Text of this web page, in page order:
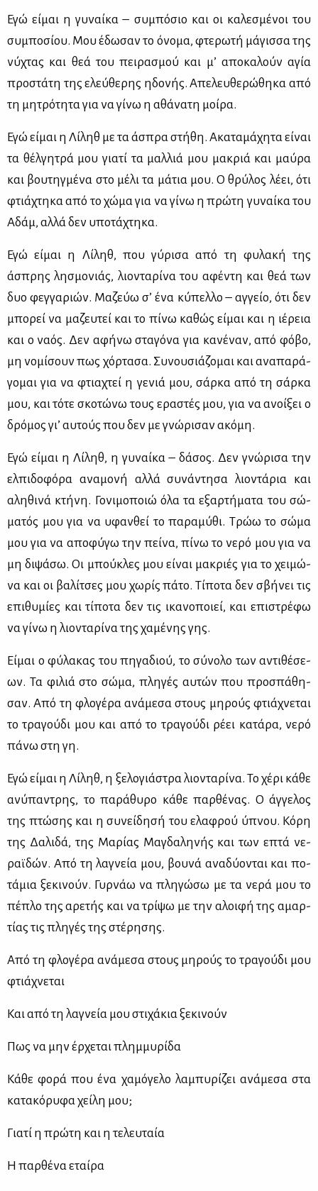
Εγώ εί­μαι η γυ­ναί­κα – συ­μπό­σιο και οι κα­λε­σμέ­νοι του
συ­μπο­σί­ου. Μου έδω­σαν το όνο­μα, φτε­ρω­τή μά­γισ­σα της
νύ­χτας και θεά του πει­ρα­σμού και μ’ απο­κα­λούν αγία
προ­στά­τη της ελεύ­θε­ρης ηδο­νής. Απε­λευ­θε­ρώ­θη­κα από
τη μη­τρό­τη­τα για να γί­νω η αθά­να­τη μοί­ρα.
Εγώ εί­μαι η Λί­ληθ με τα άσπρα στή­θη. Ακα­τα­μά­χη­τα εί­ναι
τα θέλ­γη­τρά μου για­τί τα μαλ­λιά μου μα­κριά και μαύ­ρα
και βου­τηγ­μέ­να στο μέ­λι τα μά­τια μου. Ο θρύ­λος λέ­ει, ότι
φτιά­χτη­κα από το χώ­μα για να γί­νω η πρώ­τη γυ­ναί­κα του
Αδάμ, αλ­λά δεν υπο­τά­χτη­κα.
Εγώ εί­μαι η Λί­ληθ, που γύ­ρι­σα από τη φυ­λα­κή της
άσπρης λη­σμο­νιάς, λιο­ντα­ρί­να του αφέ­ντη και θεά των
δυο φεγ­γα­ριών. Μα­ζεύω σ’ ένα κύ­πελ­λο – αγ­γείο, ότι δεν
μπο­ρεί να μα­ζευ­τεί και το πί­νω κα­θώς εί­μαι και η ιέ­ρεια
και ο να­ός. Δεν αφή­νω στα­γό­να για κα­νέ­ναν, από φό­βο,
μη νο­μί­σουν πως χόρ­τα­σα. Συ­νου­σιά­ζο­μαι και ανα­πα­ρά­
γο­μαι για να φτια­χτεί η γε­νιά μου, σάρ­κα από τη σάρ­κα
μου, και τό­τε σκο­τώ­νω τους ερα­στές μου, για να ανοί­ξει ο
δρό­μος γι’ αυ­τούς που δεν με γνώ­ρι­σαν ακό­μη.
Εγώ εί­μαι η Λί­ληθ, η γυ­ναί­κα – δά­σος. Δεν γνώ­ρι­σα την
ελ­πι­δο­φό­ρα ανα­μο­νή αλ­λά συ­νά­ντη­σα λιο­ντά­ρια και
αλη­θι­νά κτή­νη. Γο­νι­μο­ποιώ όλα τα εξαρ­τή­μα­τα του σώ­
μα­τός μου για να υφαν­θεί το πα­ρα­μύ­θι. Τρώω το σώ­μα
μου για να απο­φύ­γω την πεί­να, πί­νω το νε­ρό μου για να
μη δι­ψά­σω. Οι μπού­κλες μου εί­ναι μα­κριές για το χει­μώ­
να και οι βα­λί­τσες μου χω­ρίς πά­το. Τί­πο­τα δεν σβή­νει τις
επι­θυ­μί­ες και τί­πο­τα δεν τις ικα­νο­ποιεί, και επι­στρέ­φω
να γί­νω η λιο­ντα­ρί­να της χα­μέ­νης γης.
Εί­μαι ο φύ­λα­κας του πη­γα­διού, το σύ­νο­λο των αντι­θέ­σε­
ων. Τα φι­λιά στο σώ­μα, πλη­γές αυ­τών που προ­σπά­θη­
σαν. Από τη φλο­γέ­ρα ανά­με­σα στους μη­ρούς φτιά­χνε­ται
το τρα­γού­δι μου και από το τρα­γού­δι ρέ­ει κα­τά­ρα, νε­ρό
πά­νω στη γη.
Εγώ εί­μαι η Λί­ληθ, η ξε­λο­γιά­στρα λιο­ντα­ρί­να. Το χέ­ρι κά­θε
ανύ­πα­ντρης, το πα­ρά­θυ­ρο κά­θε παρ­θέ­νας. Ο άγ­γε­λος
της πτώ­σης και η συ­νεί­δη­σή του ελα­φρού ύπνου. Κό­ρη
της Δα­λι­δά, της Μα­ρί­ας Μα­γδα­λη­νής και των επτά νε­
ραϊ­δών. Από τη λα­γνεία μου, βου­νά ανα­δύ­ο­νται και πο­
τά­μια ξε­κι­νούν. Γυρ­νάω να πλη­γώ­σω με τα νε­ρά μου το
πέ­πλο της αρε­τής και να τρί­ψω με την αλοι­φή της αμαρ­
τί­ας τις πλη­γές της στέ­ρη­σης.
Από τη φλο­γέ­ρα ανά­με­σα στους μη­ρούς το τρα­γού­δι μου
φτιά­χνε­ται
Και από τη λα­γνεία μου στι­χά­κια ξε­κι­νούν
Πως να μην έρ­χε­ται πλημ­μυ­ρί­δα
Κά­θε φο­ρά που ένα χα­μό­γε­λο λα­μπυ­ρί­ζει ανά­με­σα στα
κα­τα­κό­ρυ­φα χεί­λη μου;
Για­τί η πρώ­τη και η τε­λευ­ταία
Η παρ­θέ­να εταί­ρα